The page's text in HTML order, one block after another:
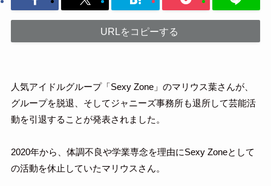
URLをコピーする
人気アイドルグループ「Sexy Zone」のマリウス葉さんが、
グループを脱退、そしてジャニーズ事務所も退所して芸能活
動を引退することが発表されました。
2020年から、体調不良や学業専念を理由にSexy Zoneとして
の活動を休止していたマリウスさん。